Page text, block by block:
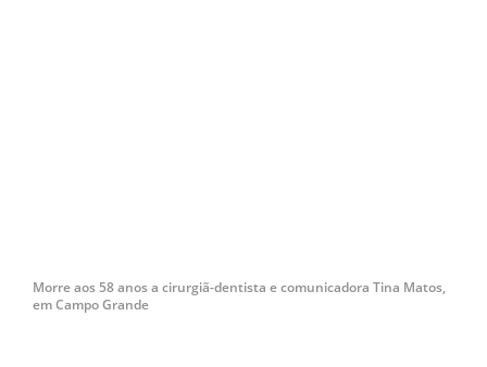
Morre aos 58 anos a cirurgiã-dentista e comunicadora Tina Matos,
em Campo Grande